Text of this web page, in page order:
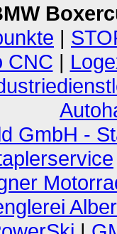
|
CNC |
GmbH -